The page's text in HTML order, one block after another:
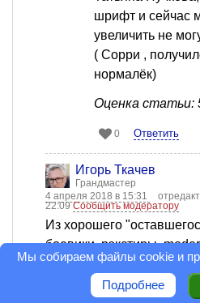
шрифт и сейчас
увеличить не
( Сорри ,
нормалёк)
Оценка статьи:
0 Ответить
Игорь Ткачев
Грандмастер
4 апреля 2018 в 15:31
22:09Сообщить модератору
Из хорошего
боевики, рэкетиры,
А вот мне за все 90-е ни
3-м не "повезло".
Мы собираем файлы cookie и
Подробнее